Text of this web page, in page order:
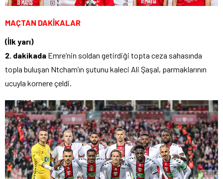
MAÇTAN DAKİKALAR
(İlk yarı)
2. dakikada Emre’nin soldan getirdiği topta ceza sahasında
topla buluşan Ntcham’ın şutunu kaleci Ali Şaşal, parmaklarının
ucuyla kornere çeldi.